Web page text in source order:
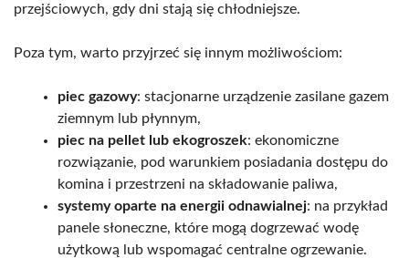
przejściowych, gdy dni stają się chłodniejsze.
Poza tym, warto przyjrzeć się innym możliwościom:
piec gazowy: stacjonarne urządzenie zasilane gazem
ziemnym lub płynnym,
piec na pellet lub ekogroszek: ekonomiczne
rozwiązanie, pod warunkiem posiadania dostępu do
komina i przestrzeni na składowanie paliwa,
systemy oparte na energii odnawialnej: na przykład
panele słoneczne, które mogą dogrzewać wodę
użytkową lub wspomagać centralne ogrzewanie.